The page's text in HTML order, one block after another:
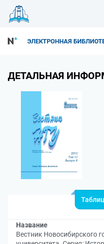
ЭЛЕКТРОННАЯ
ДЕТАЛЬНАЯ
Название
Вестник Новосибирского